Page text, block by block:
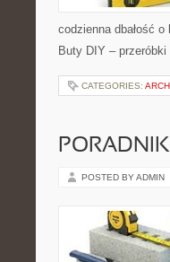
codzienna dbałość
Buty DIY –
CATEGORIES:
POSTED BY ADMIN